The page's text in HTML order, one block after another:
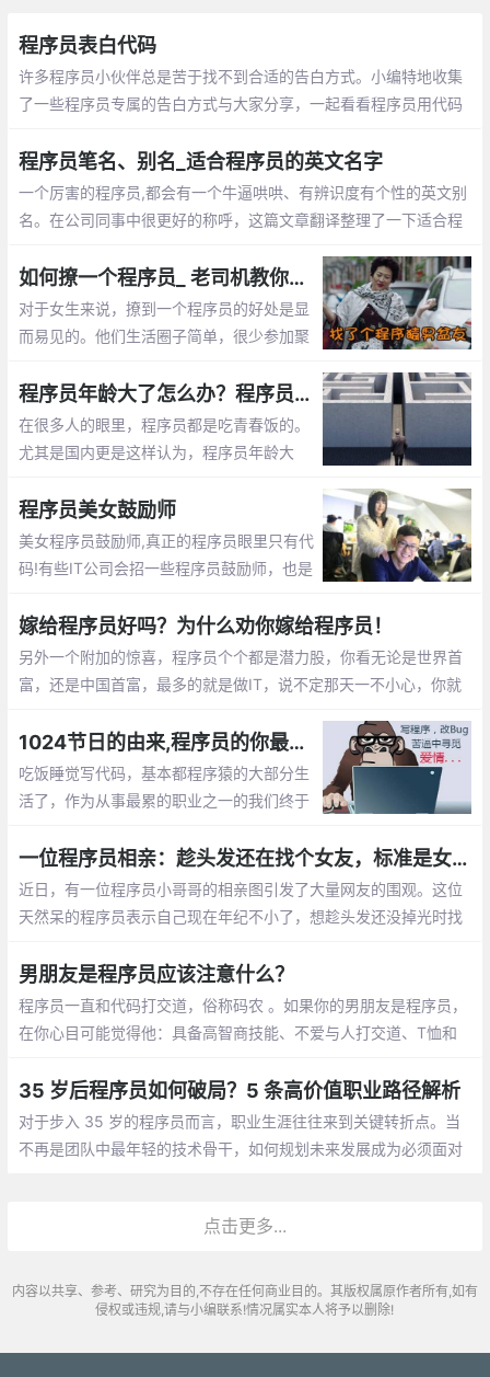
程序员表白代码
许多程序员小伙伴总是苦于找不到合适的告白方式。小编特地收集
了一些程序员专属的告白方式与大家分享，一起看看程序员用代码
程序员笔名、别名_适合程序员的英文名字
一个厉害的程序员,都会有一个牛逼哄哄、有辨识度有个性的英文别
名。在公司同事中很更好的称呼，这篇文章翻译整理了一下适合程
如何撩一个程序员_ 老司机教你怎么追程序员
对于女生来说，撩到一个程序员的好处是显
而易见的。他们生活圈子简单，很少参加聚
码的路上。这篇文章告诉你怎么撩程序员程序员年龄大了怎么办？程序员年龄大了的出路
在很多人的眼里，程序员都是吃青春饭的。
尤其是国内更是这样认为，程序员年龄大
担心以后的出路了。那么未来大龄程序员的
出路在哪呢？
程序员美女鼓励师
美女程序员鼓励师,真正的程序员眼里只有代
码!有些IT公司会招一些程序员鼓励师，也是
程序员鼓励师的作用，她们总是能激发程序
员们的肾上腺素分泌。
嫁给程序员好吗？为什么劝你嫁给程序员！
另外一个附加的惊喜，程序员个个都是潜力股，你看无论是世界首
富，还是中国首富，最多的就是做IT，说不定那天一不小心，你就
序员收入稳定，生活安逸，属于长期持有型成长股
1024节日的由来,程序员的你最想对自己说的是什么？【1024程序员节日】
吃饭睡觉写代码，基本都程序猿的大部分生
活了，作为从事最累的职业之一的我们终于
序员致敬，向自己致敬，向未来致敬。
一位程序员相亲：趁头发还在找个女友，标准是女孩就行
近日，有一位程序员小哥哥的相亲图引发了大量网友的围观。这位
天然呆的程序员表示自己现在年纪不小了，想趁头发还没掉光时找
男朋友是程序员应该注意什么？
程序员一直和代码打交道，俗称码农 。如果你的男朋友是程序员，
在你心目可能觉得他：具备高智商技能、不爱与人打交道、T恤和
相处呢，需要你应该注意什么呢？
35 岁后程序员如何破局？5 条高价值职业路径解析
对于步入 35 岁的程序员而言，职业生涯往往来到关键转折点。当
不再是团队中最年轻的技术骨干，如何规划未来发展成为必须面对
点击更多...
内容以共享、参考、研究为目的,不存在任何商业目的。其版权属原作者所有,如有
侵权或违规,请与小编联系!情况属实本人将予以删除!